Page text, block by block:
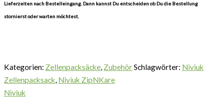
Lieferzeiten nach Bestelleingang. Dann kannst Du entscheiden ob Du die Bestellung
stornierst oder warten möchtest.
Kategorien: Zellenpacksäcke, ZubehörSchlagwörter: Niviuk
Zellenpacksack, Niviuk ZipNKare
Niviuk